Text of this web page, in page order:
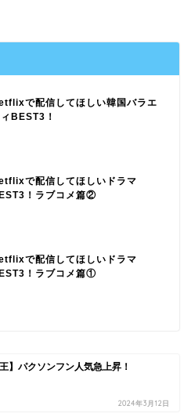
で配信してほしい韓国バラエ
BEST3！
で配信してほしいドラマ
！ラブコメ篇②
で配信してほしいドラマ
！ラブコメ篇①
王】パクソンフン人気急上昇！
2024年3月12日